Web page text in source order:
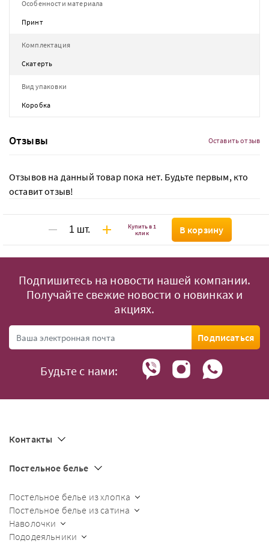
Особенности материала
Принт
Комплектация
Скатерть
Вид упаковки
Коробка
Отзывы Оставить отзыв
Отзывов на данный товар пока нет. Будьте первым, кто
оставит отзыв!
Купить в 1
клик
В корзину
Подпишитесь на новости нашей компании.
Получайте свежие новости о новинках и
акциях.
Подписаться
Будьте с нами:
Контакты
Постельное белье
Постельное белье из хлопка
Постельное белье из сатина
Наволочки
Пододеяльники